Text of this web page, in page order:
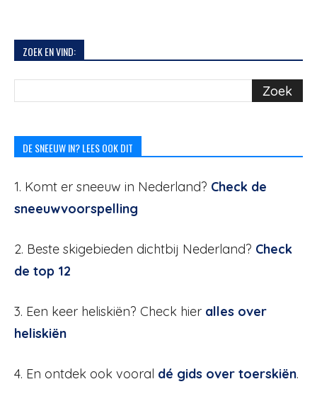
ZOEK EN VIND:
DE SNEEUW IN? LEES OOK DIT
1. Komt er sneeuw in Nederland? Check de
sneeuwvoorspelling
2. Beste skigebieden dichtbij Nederland? Check
de top 12
3. Een keer heliskiën? Check hier alles over
heliskiën
4. En ontdek ook vooral dé gids over toerskiën.